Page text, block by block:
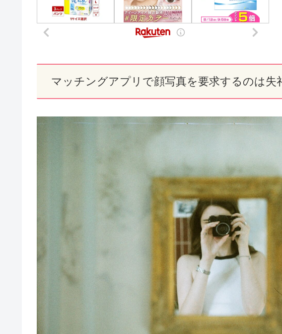
マッチングアプリで顔写真を要求するのは失